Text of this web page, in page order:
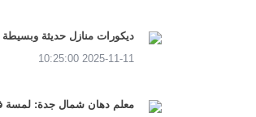
ديكورات منازل حديثة وبسيطة
2025-11-11 10:25:00
معلم دهان شمال جدة: لمسة